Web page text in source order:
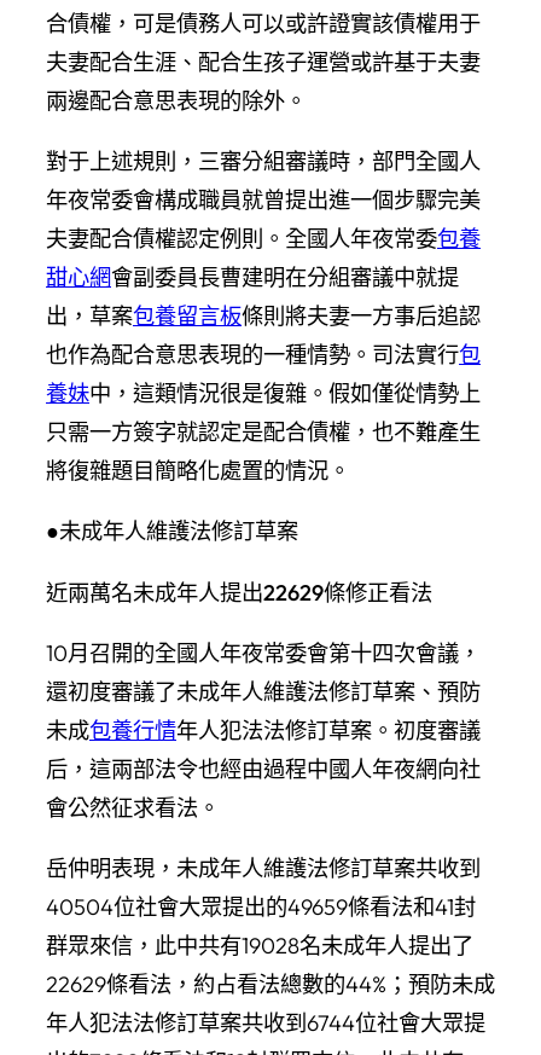
合債權，可是債務人可以或許證實該債權用于
夫妻配合生涯、配合生孩子運營或許基于夫妻
兩邊配合意思表現的除外。
對于上述規則，三審分組審議時，部門全國人
年夜常委會構成職員就曾提出進一個步驟完美
夫妻配合債權認定例則。全國人年夜常委包養
甜心網會副委員長曹建明在分組審議中就提
出，草案包養留言板條則將夫妻一方事后追認
也作為配合意思表現的一種情勢。司法實行包
養妹中，這類情況很是復雜。假如僅從情勢上
只需一方簽字就認定是配合債權，也不難產生
將復雜題目簡略化處置的情況。
●未成年人維護法修訂草案
近兩萬名未成年人提出22629條修正看法
10月召開的全國人年夜常委會第十四次會議，
還初度審議了未成年人維護法修訂草案、預防
未成包養行情年人犯法法修訂草案。初度審議
后，這兩部法令也經由過程中國人年夜網向社
會公然征求看法。
岳仲明表現，未成年人維護法修訂草案共收到
40504位社會大眾提出的49659條看法和41封
群眾來信，此中共有19028名未成年人提出了
22629條看法，約占看法總數的44%；預防未成
年人犯法法修訂草案共收到6744位社會大眾提